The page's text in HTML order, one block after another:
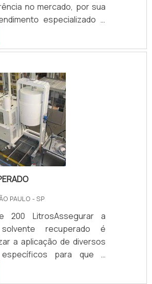
no mercado, por sua
especializado e
haste é confeccionada
na parte externa da
utilizando o pedal de
para evitar o contato
proporcionando maior
Seguem outras
podem variar de aco.
PAULO - SP
200 LitrosAssegurar a
recuperado é
a aplicação de diversos
específicos para que a
segura e correta. A
técnicas exigidas